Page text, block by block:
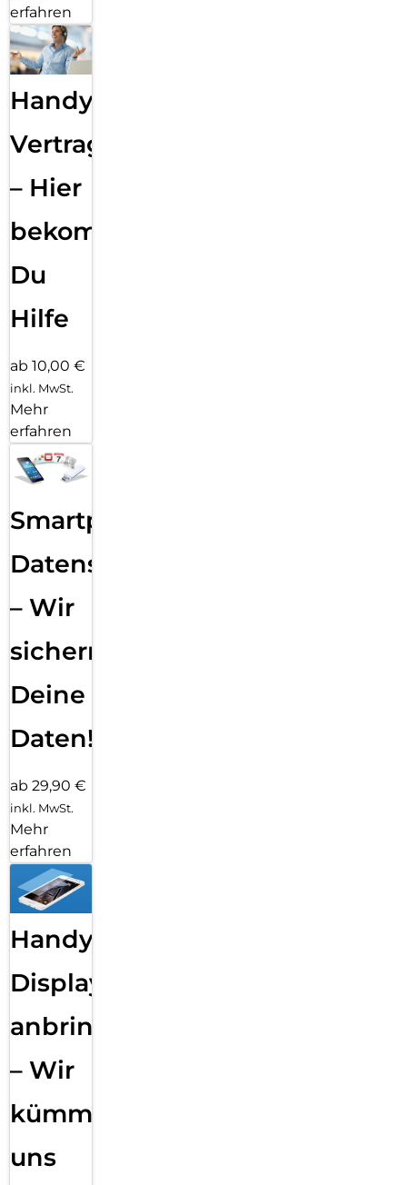
erfahren
Handy
Vertragsabwicklung
– Hier
bekommst
Du
Hilfe
ab 10,00 €
inkl. MwSt.
Mehr
erfahren
Smartphone
Datensicherung
– Wir
sichern
Deine
Daten!
ab 29,90 €
inkl. MwSt.
Mehr
erfahren
Handy
Displayfolie
anbringen
– Wir
kümmern
uns